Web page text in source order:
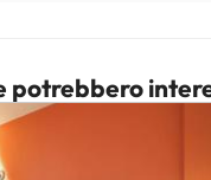
potrebbero